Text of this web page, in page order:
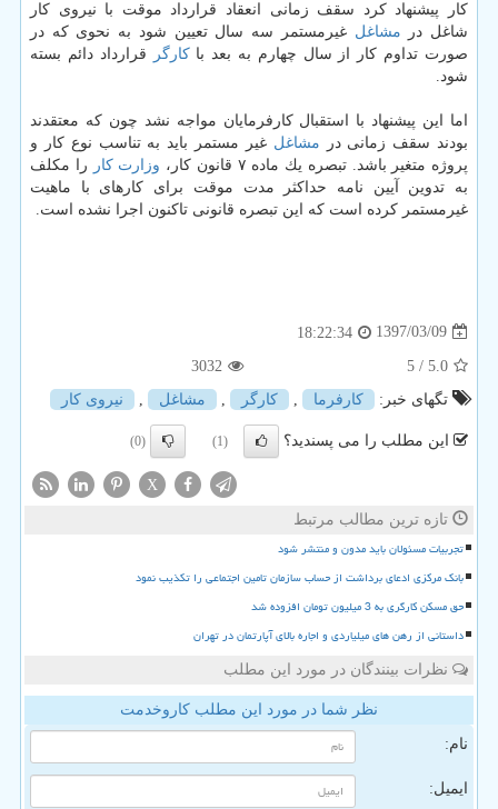
كار پیشنهاد كرد سقف زمانی انعقاد قرارداد موقت با نیروی كار
شاغل در مشاغل غیرمستمر سه سال تعیین شود به نحوی كه در
صورت تداوم كار از سال چهارم به بعد باكارگر
قرارداد دائم بسته
شود.
اما این پیشنهاد با استقبال كارفرمایان مواجه نشد چون كه معتقدند
بودند سقف زمانی در مشاغل غیر مستمر باید به تناسب نوع كار و
پروژه متغیر باشد. تبصره یك ماده ۷ قانون كار،
وزارت كار
را مكلف
به تدوین آیین نامه حداكثر مدت موقت برای كارهای با ماهیت
غیرمستمر كرده است كه این تبصره قانونی تاكنون اجرا نشده است.
1397/03/09
18:22:34
5.0
/ 5
3032
تگهای خبر:
كارفرما , كارگر , مشاغل , نیروی كار
این مطلب را می پسندید؟ (1)
(0)
X
تازه ترین مطالب مرتبط
تجربیات مسئولان باید مدون و منتشر شود
بانک مرکزی ادعای برداشت از حساب سازمان تامین اجتماعی را تکذیب نمود
حق مسکن کارگری به 3 میلیون تومان افزوده شد
داستانی از رهن های میلیاردی و اجاره بالای آپارتمان در تهران
نظرات بینندگان در مورد این مطلب
نظر شما در مورد این مطلب کاروخدمت
نام:
ایمیل: